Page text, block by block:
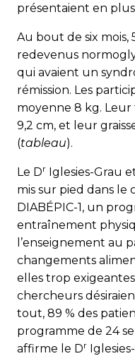
présentaient en
Au bout de six mois,
redevenus
qui avaient un
rémission. Les
moyenne 8 kg.
9,2 cm, et leur
(tableau).
Le Dr Iglesies-Grau
mis sur pied dans
DIABÉPIC-1, un
entraînement
l’enseignement au
changements
elles trop exigeantes
chercheurs
tout, 89 % des
programme de 24
affirme le Dr